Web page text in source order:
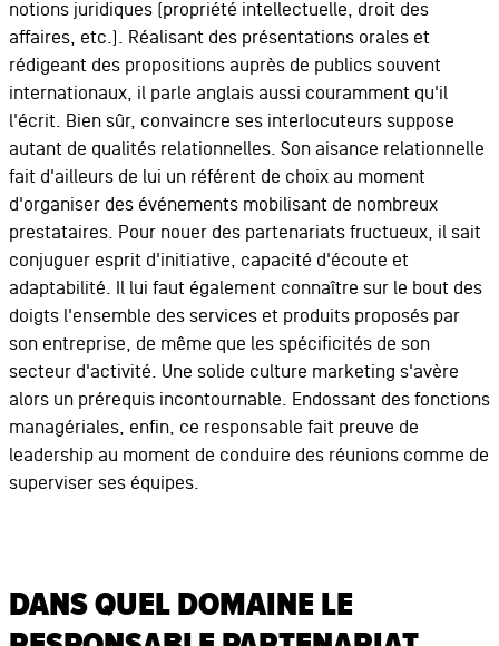
notions juridiques (propriété intellectuelle, droit des
affaires, etc.). Réalisant des présentations orales et
rédigeant des propositions auprès de publics souvent
internationaux, il parle anglais aussi couramment qu'il
l'écrit. Bien sûr, convaincre ses interlocuteurs suppose
autant de qualités relationnelles. Son aisance relationnelle
fait d'ailleurs de lui un référent de choix au moment
d'organiser des événements mobilisant de nombreux
prestataires. Pour nouer des partenariats fructueux, il sait
conjuguer esprit d'initiative, capacité d'écoute et
adaptabilité. Il lui faut également connaître sur le bout des
doigts l'ensemble des services et produits proposés par
son entreprise, de même que les spécificités de son
secteur d'activité. Une solide culture marketing s'avère
alors un prérequis incontournable. Endossant des fonctions
managériales, enfin, ce responsable fait preuve de
leadership au moment de conduire des réunions comme de
superviser ses équipes.
DANS QUEL DOMAINE LE